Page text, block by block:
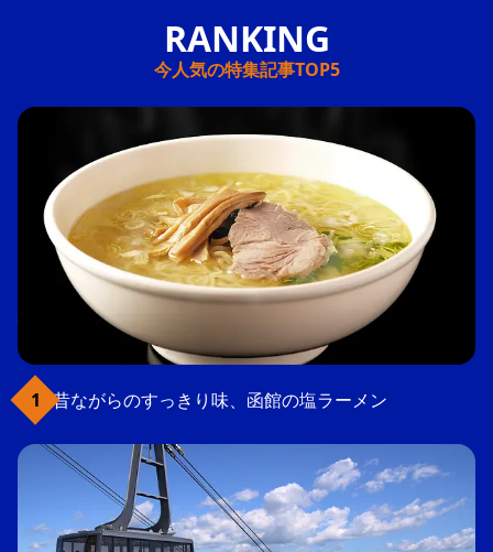
今人気の特集記事TOP5
昔ながらのすっきり味、函館の塩ラーメン